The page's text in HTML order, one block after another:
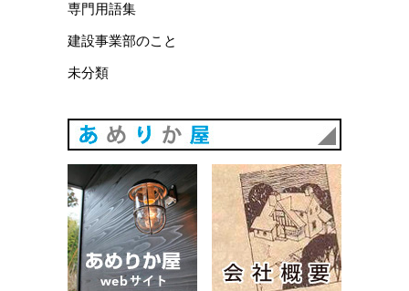
専門用語集
建設事業部のこと
未分類
あめりか屋WEBサイト